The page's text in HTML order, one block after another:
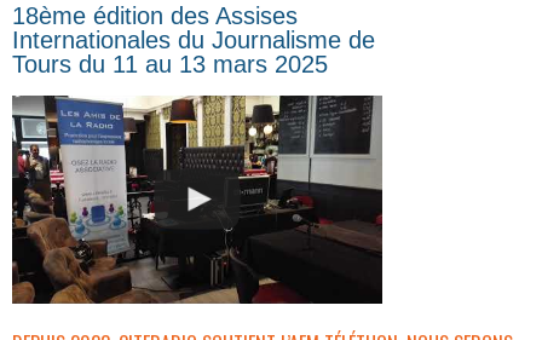
18ème édition des Assises
Internationales du Journalisme de
Tours du 11 au 13 mars 2025